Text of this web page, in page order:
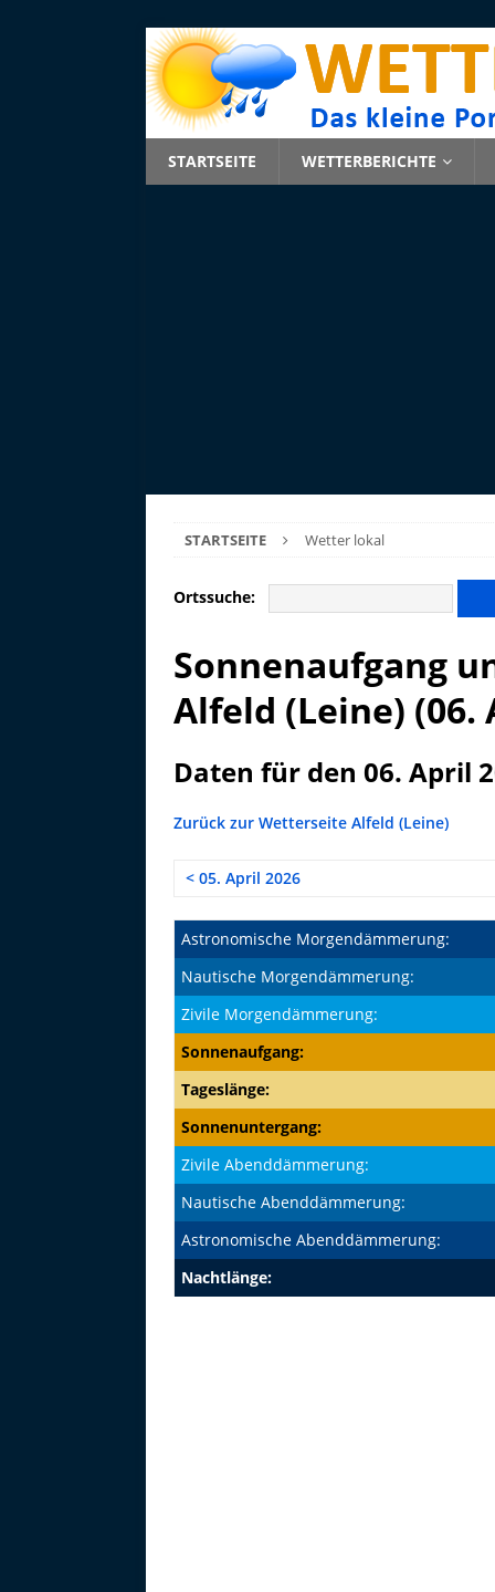
STARTSEITE WETTERBERICHTE
STARTSEITE Wetter lokal
Ortssuche:
Sonnenaufgang
Alfeld (Leine) (06.
Daten für den 06. April
Zurück zur Wetterseite Alfeld (Leine)
< 05. April 2026
Astronomische Morgendämmerung:
Nautische Morgendämmerung:
Zivile Morgendämmerung:
Sonnenaufgang:
Tageslänge:
Sonnenuntergang:
Zivile Abenddämmerung:
Nautische Abenddämmerung:
Astronomische Abenddämmerung:
Nachtlänge: